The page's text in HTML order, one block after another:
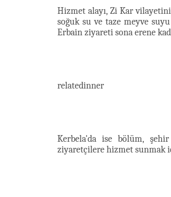
Hizmet alayı, Zi Kar
soğuk su ve taze meyve
Erbain ziyareti sona erene
relatedinner
Kerbela'da ise bölüm, şehir
ziyaretçilere hizmet sunmak